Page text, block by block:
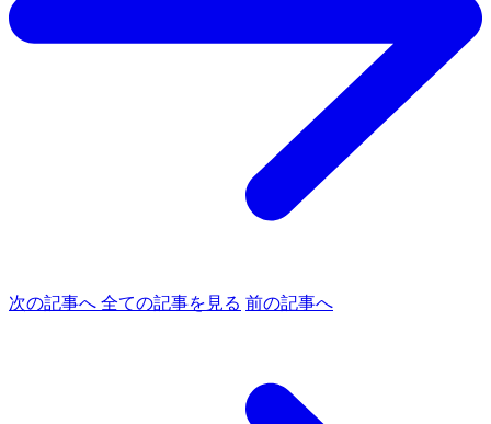
次の記事へ 全ての記事を見る 前の記事へ